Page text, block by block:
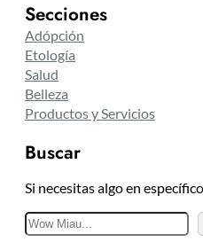
Secciones
Adópción
Etología
Salud
Belleza
Productos y Servicios
Buscar
Si necesitas algo en